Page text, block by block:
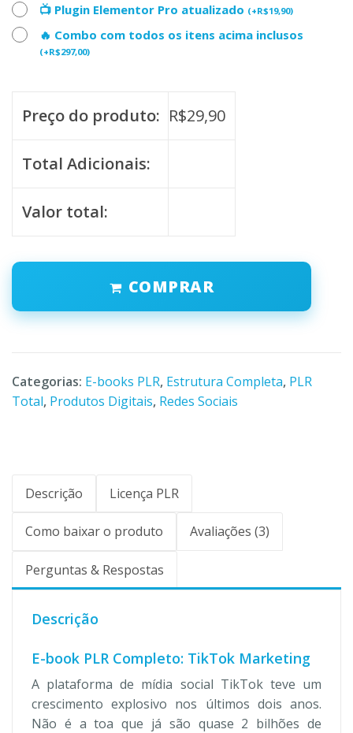
📺 Plugin Elementor Pro atualizado (+R$19,90)
🔥 Combo com todos os itens acima inclusos
(+R$297,00)
Preço do produto: R$29,90
Total Adicionais:
Valor total:
COMPRAR
Categorias: E-books PLR, Estrutura Completa, PLR
Total, Produtos Digitais, Redes Sociais
Descrição Licença PLR
Como baixar o produto Avaliações (3)
Perguntas & Respostas
Descrição
E-book PLR Completo: TikTok Marketing
A plataforma de mídia social TikTok teve um
crescimento explosivo nos últimos dois anos.
Não é a toa que já são quase 2 bilhões de